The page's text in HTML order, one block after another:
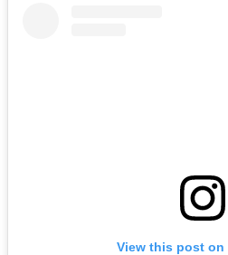
View this post on